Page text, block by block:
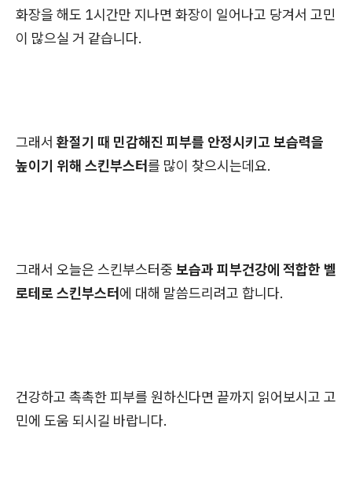
화장을 해도 1시간만 지나면 화장이 일어나고 당겨서 고민
이 많으실 거 같습니다.
그래서 환절기 때 민감해진 피부를 안정시키고 보습력을
높이기 위해 스킨부스터를 많이 찾으시는데요.
그래서 오늘은 스킨부스터중 보습과 피부건강에 적합한 벨
로테로 스킨부스터에 대해 말씀드리려고 합니다.
건강하고 촉촉한 피부를 원하신다면 끝까지 읽어보시고 고
민에 도움 되시길 바랍니다.